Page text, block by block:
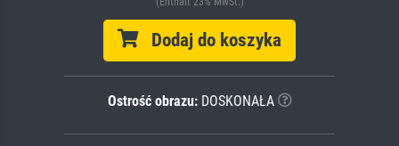
Dodaj do koszyka
Ostrość obrazu:DOSKONAŁA